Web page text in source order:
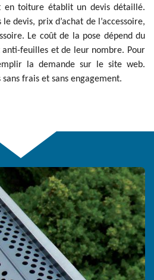
en toiture établit un devis détaillé.
devis, prix d’achat de l’accessoire,
Le coût de la pose dépend du
feuilles et de leur nombre. Pour
la demande sur le site web.
frais et sans engagement.